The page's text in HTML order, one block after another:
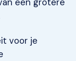
voor je